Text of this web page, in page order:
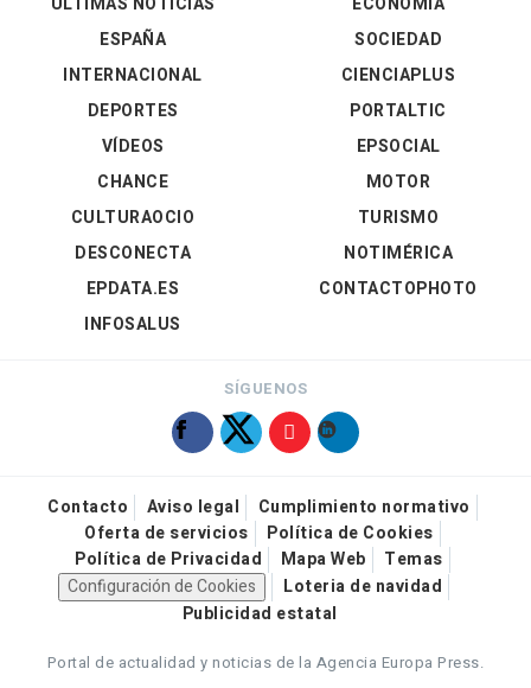
ESPAÑA
INTERNACIONAL
DEPORTES
VÍDEOS
SOCIEDAD
CIENCIAPLUS
PORTALTIC
EPSOCIAL
CHANCE
CULTURAOCIO
DESCONECTA
EPDATA.ES
INFOSALUS
MOTOR
TURISMO
NOTIMÉRICA
CONTACTOPHOTO
SÍGUENOS
Contacto Aviso legal
Cumplimiento normativo
Oferta de servicios
Política de Cookies
Política de Privacidad
Mapa Web
Temas
Configuración de Cookies
Loteria de navidad
Publicidad estatal
Portal de actualidad y noticias de la Agencia Europa Press.